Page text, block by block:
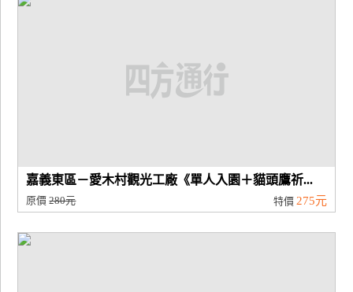
嘉義東區－愛木村觀光工廠《單人入園＋貓頭鷹祈...
原價280元 特價 275元